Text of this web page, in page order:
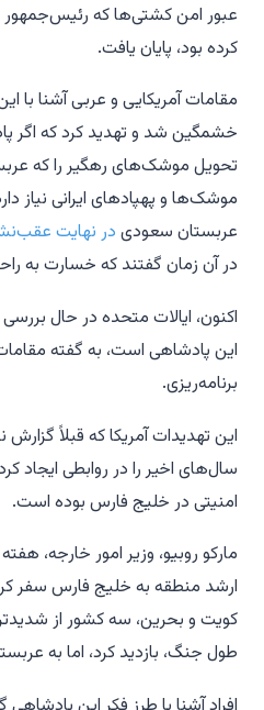
عبور امن کشتی‌ها که رئیس‌جمهور
کرده بود، پایان یافت.
مقامات آمریکایی و عربی آشنا با
خشمگین شد و تهدید کرد که اگر
تحویل موشک‌های رهگیر را که
موشک‌ها و پهپادهای ایرانی نیاز
عربستان سعودی در نهایت
در آن زمان گفتند که خسارت به
اکنون، ایالات متحده در حال
این پادشاهی است، به گفته مقامات
برنامه‌ریزی.
این تهدیدات آمریکا که قبلاً
سال‌های اخیر را در روابطی ایجاد
امنیتی در خلیج فارس بوده است.
مارکو روبیو، وزیر امور خارجه،
ارشد منطقه به خلیج فارس سفر
کویت و بحرین، سه کشور از
طول جنگ، بازدید کرد، اما به